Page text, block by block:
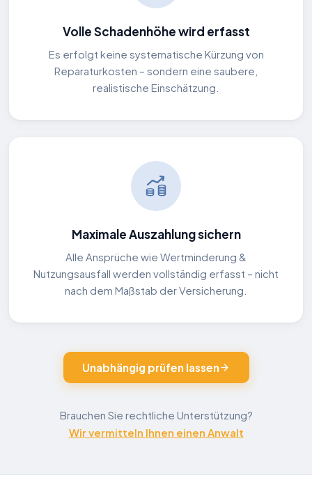
Volle Schadenhöhe wird erfasst
Es erfolgt keine systematische Kürzung von
Reparaturkosten – sondern eine saubere,
realistische Einschätzung.
Maximale Auszahlung sichern
Alle Ansprüche wie Wertminderung &
Nutzungsausfall werden vollständig erfasst – nicht
nach dem Maßstab der Versicherung.
Unabhängig prüfen lassen
Brauchen Sie rechtliche Unterstützung?
Wir vermitteln Ihnen einen Anwalt